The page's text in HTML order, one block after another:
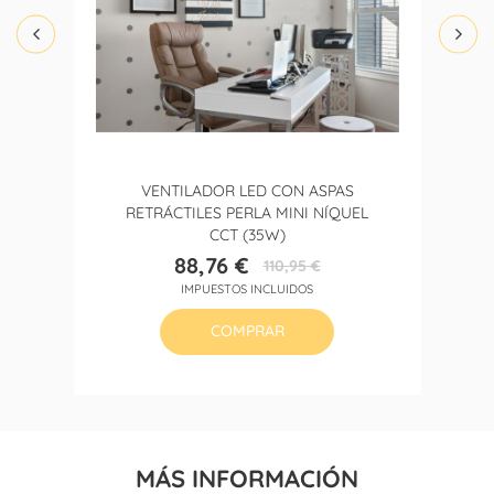
VENTILADOR LED CON ASPAS
RETRÁCTILES PERLA MINI NÍQUEL
CCT (35W)
Precio
88,76 €Precio
base
110,95 €
IMPUESTOS INCLUIDOS
COMPRAR
MÁS INFORMACIÓN